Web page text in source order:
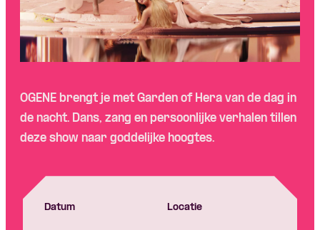
OGENE brengt je met Garden of Hera van de dag in
de nacht. Dans, zang en persoonlijke verhalen tillen
deze show naar goddelijke hoogtes.
Datum Locatie